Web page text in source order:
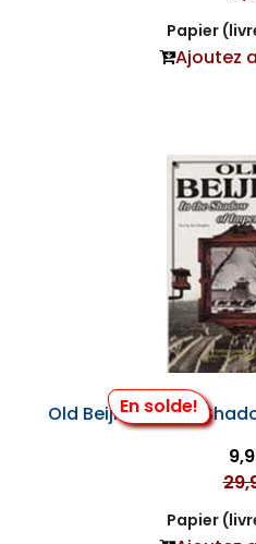
Papier
Ajoutez
En solde!
Old Beijing, in the
Papier